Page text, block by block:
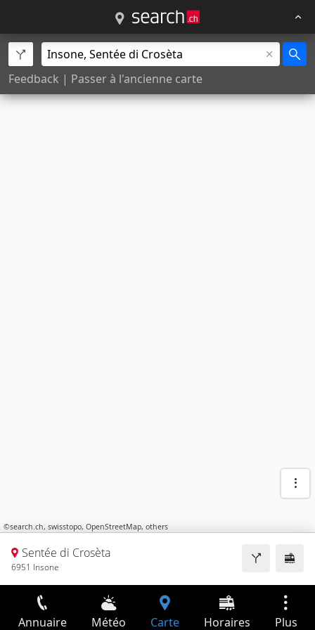
Feedback | Passer à l'ancienne carte
©search.ch, swisstopo, OpenStreetMap, others
Sentée di Crosèta
6951 Insone
Annuaire Météo Carte Horaires Plus